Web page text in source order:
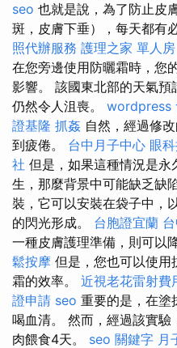
seo 也就是說，為了防止皮
斑，皮膚下垂），每天都有
照代辦服務 護理之家 單人房
在您旁邊使用防曬霜時，您
影響。 該國東北部的天氣
仍然令人沮喪。 wordpress
證基隆 抓姦 自然，經過修
到疲倦。 台中月子中心 眼
社 但是，如果這種情況是永
生，那麼背景中可能缺乏缺
裝，它可以安裝在袋子中，
的閃光形成。 台胞證宜蘭
一種皮膚護理準備，則可以
鬆按摩 但是，您也可以使用
霜的效率。 近視老花雷射費
證申請 seo 重要的是，在塗
喝血清。 然而，經過該實
肉餵食4天。 seo 關鍵字 月